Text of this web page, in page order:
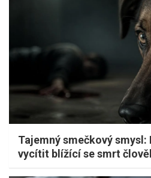
Tajemný smečkový smysl:
vycítit blížící se smrt